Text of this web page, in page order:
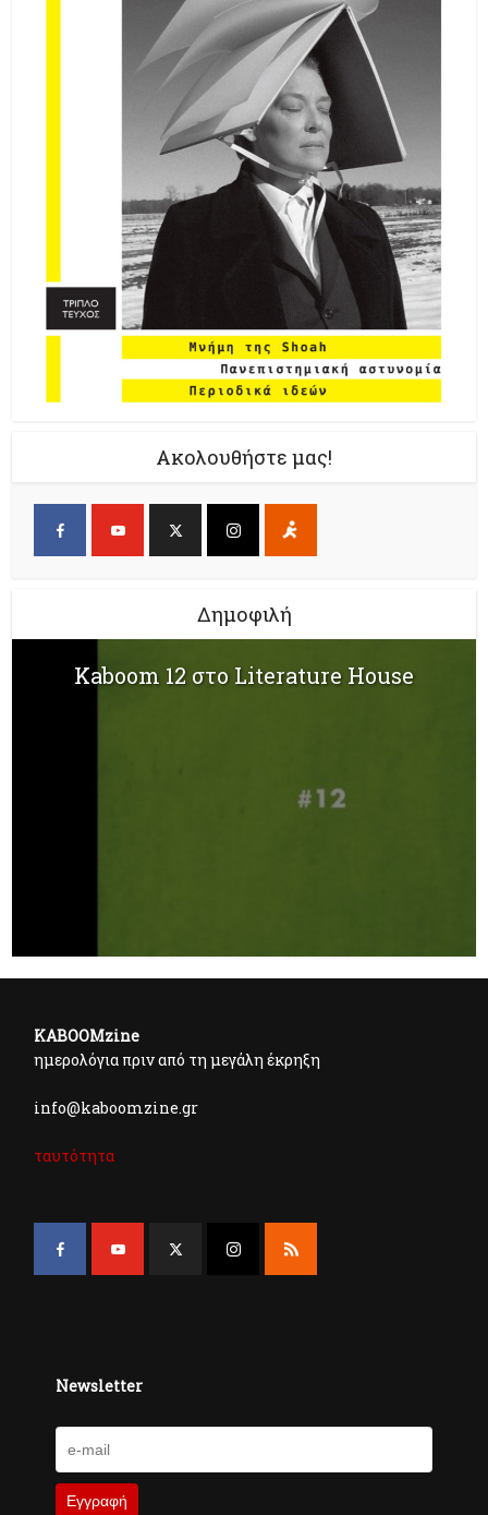
Ακολουθήστε μας!
Δημοφιλή
Kaboom 12 στο Literature House
KABOOMzine
ημερολόγια πριν από τη μεγάλη έκρηξη
info@kaboomzine.gr
ταυτότητα
Newsletter